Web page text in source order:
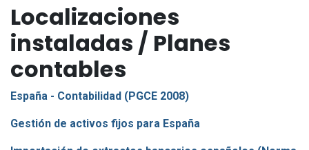
Localizaciones
instaladas / Planes
contables
España - Contabilidad (PGCE 2008)
Gestión de activos fijos para España